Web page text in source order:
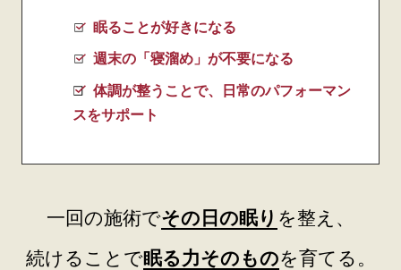
眠ることが好きになる
週末の「寝溜め」が不要になる
体調が整うことで、日常のパフォーマン
スをサポート
一回の施術でその日の眠り を整え、
続けることで眠る力そのものを育てる。